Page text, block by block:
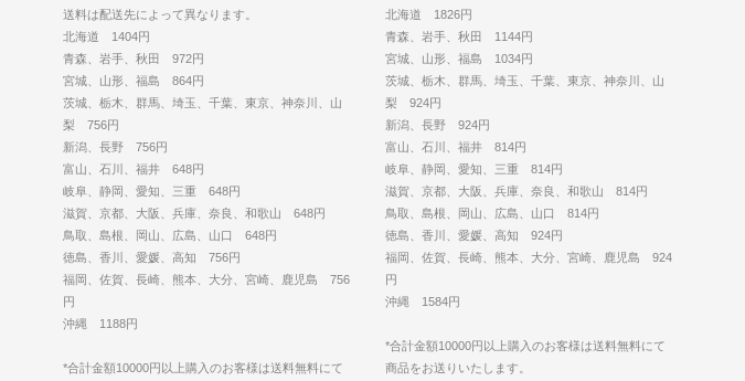
送料は配送先によって異なります。
北海道 1404円
青森、岩手、秋田 972円
宮城、山形、福島 864円
茨城、栃木、群馬、埼玉、千葉、東京、神奈川、山
梨 756円
新潟、長野 756円
富山、石川、福井 648円
岐阜、静岡、愛知、三重 648円
滋賀、京都、大阪、兵庫、奈良、和歌山 648円
鳥取、島根、岡山、広島、山口 648円
徳島、香川、愛媛、高知 756円
福岡、佐賀、長崎、熊本、大分、宮崎、鹿児島 756
円
沖縄 1188円
*合計金額10000円以上購入のお客様は送料無料にて
北海道 1826円
青森、岩手、秋田 1144円
宮城、山形、福島 1034円
茨城、栃木、群馬、埼玉、千葉、東京、神奈川、山
梨 924円
新潟、長野 924円
富山、石川、福井 814円
岐阜、静岡、愛知、三重 814円
滋賀、京都、大阪、兵庫、奈良、和歌山 814円
鳥取、島根、岡山、広島、山口 814円
徳島、香川、愛媛、高知 924円
福岡、佐賀、長崎、熊本、大分、宮崎、鹿児島 924
円
沖縄 1584円
*合計金額10000円以上購入のお客様は送料無料にて
商品をお送りいたします。